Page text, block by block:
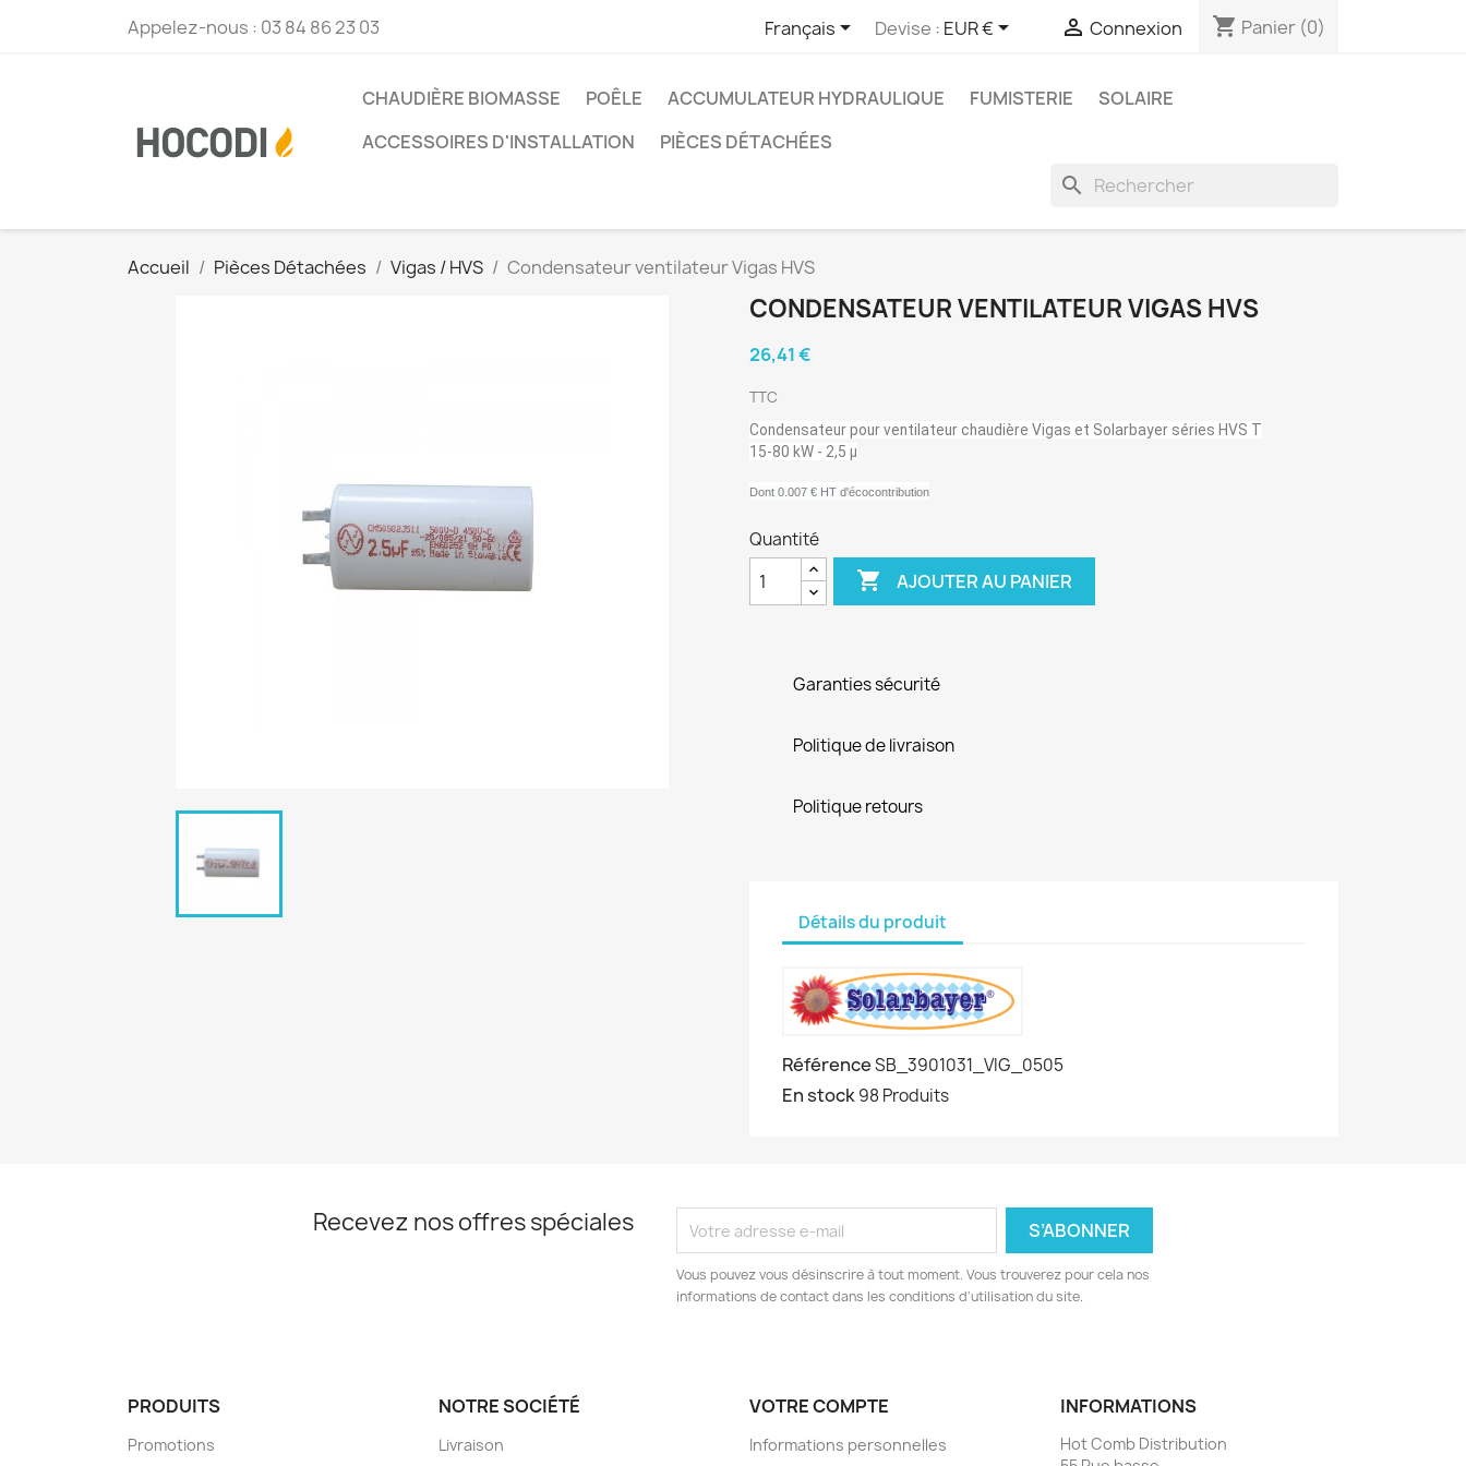
Appelez-nous : 03 84 86 23 03 Français Devise : EUR €  Connexion shopping_cart Panier (0)
CHAUDIÈRE BIOMASSE POÊLE ACCUMULATEUR HYDRAULIQUE FUMISTERIE
SOLAIRE
ACCESSOIRES D'INSTALLATION
PIÈCES DÉTACHÉES
search
Accueil Pièces Détachées Vigas / HVS Condensateur ventilateur Vigas HVS
CONDENSATEUR VENTILATEUR VIGAS HVS
26,41 €
TTC
Condensateur pour ventilateur chaudière Vigas et Solarbayer séries HVS T
15-80 kW - 2,5 µ
Dont 0.007 € HT d'écocontribution
Quantité
 AJOUTER AU PANIER
Garanties sécurité
Politique de livraison
Politique retours
Détails du produit
RéférenceSB_3901031_VIG_0505
En stock98 Produits
Recevez nos offres spéciales
Vous pouvez vous désinscrire à tout moment. Vous trouverez pour cela nos
informations de contact dans les conditions d'utilisation du site.
PRODUITS
Promotions
NOTRE SOCIÉTÉ
Livraison
VOTRE COMPTE
Informations personnelles
INFORMATIONS
Hot Comb Distribution